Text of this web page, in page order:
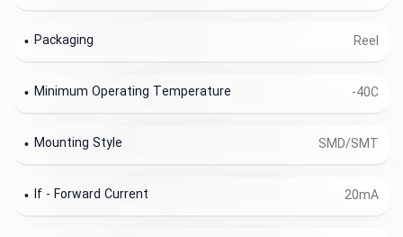
Reel
Packaging
-40C
Minimum Operating Temperature
SMD/SMT
Mounting Style
20mA
If - Forward Current